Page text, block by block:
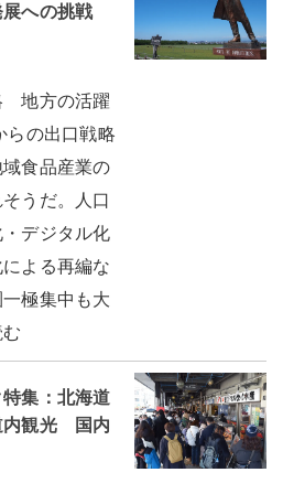
への挑戦
地方の活躍
の出口戦略
食品産業の
うだ。人口
デジタル化
よる再編な
極集中も大
集：北海道
内観光 国内